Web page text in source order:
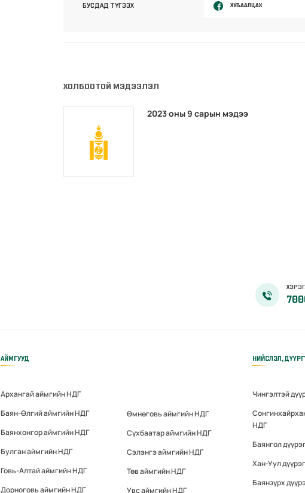
БУСДАД ТҮГЭЭХ ХУВААЛЦАХ
ХОЛБООТОЙ МЭДЭЭЛЭЛ
2023 оны 9 сарын мэдээ
АЙМГУУД
Архангай аймгийн НДГ
Баян-Өлгий аймгийн НДГ
Баянхонгор аймгийн НДГ
Булган аймгийн НДГ
Говь-Алтай аймгийн НДГ
Дорноговь аймгийн НДГ
Өмнөговь аймгийн НДГ
Сүхбаатар аймгийн НДГ
Сэлэнгэ аймгийн НДГ
Төв аймгийн НДГ
Увс аймгийн НДГ
НИЙСЛЭЛ,
Чингэлтэй
НДГ
Баянгол
Хан-Уул
Баянзүрх